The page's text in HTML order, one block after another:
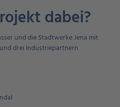
dabei?
und die Stadtwerke Jena mit
drei Industriepartnern